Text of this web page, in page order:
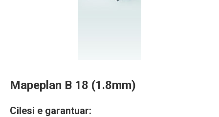
Mapeplan B 18 (1.8mm)
Cilesi e garantuar: